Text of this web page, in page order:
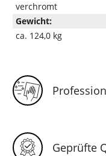
verchromt
Gewicht:
ca. 124,0 kg
Geprüfte